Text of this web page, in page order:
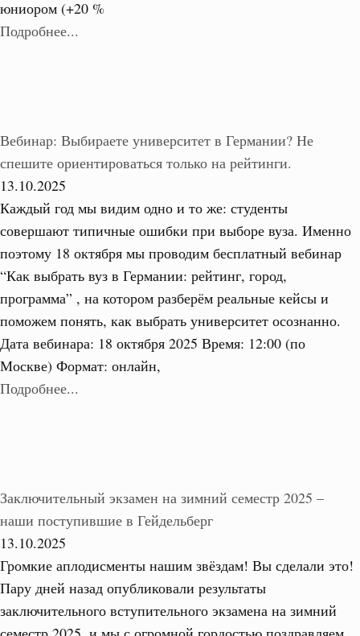
юниором (+20 %
Подробнее...
Вебинар: Выбираете университет в Германии? Не
спешите ориентироваться только на рейтинги.
13.10.2025
Каждый год мы видим одно и то же: студенты
совершают типичные ошибки при выборе вуза. Именно
поэтому 18 октября мы проводим бесплатный вебинар
“Как выбрать вуз в Германии: рейтинг, город,
программа” , на котором разберём реальные кейсы и
поможем понять, как выбрать университет осознанно.
Дата вебинара: 18 октября 2025 Время: 12:00 (по
Москве) Формат: онлайн,
Подробнее...
Заключительный экзамен на зимний семестр 2025 –
наши поступившие в Гейдельберг
13.10.2025
Громкие аплодисменты нашим звёздам! Вы сделали это!
Пару дней назад опубликовали результаты
заключительного вступительного экзамена на зимний